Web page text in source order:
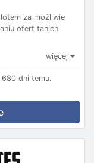
za możliwie
ofert tanich
więcej
680 dni temu.